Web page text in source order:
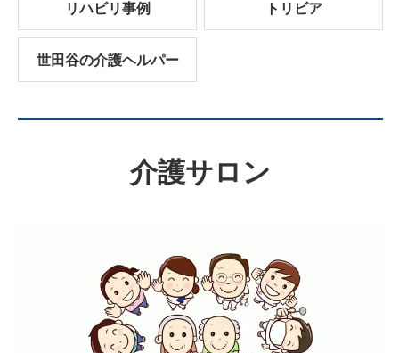
リハビリ事例 トリビア
世田谷の介護ヘルパー
介護サロン